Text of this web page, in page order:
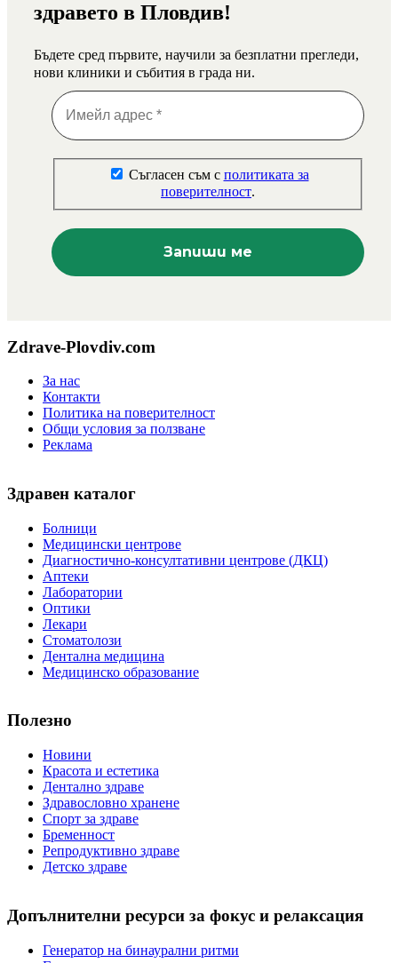
здравето в Пловдив!
Бъдете сред първите, научили за безплатни прегледи,
нови клиники и събития в града ни.
Съгласен съм с политиката за
поверителност.
Zdrave-Plovdiv.com
За нас
Контакти
Политика на поверителност
Общи условия за ползване
Реклама
Здравен каталог
Болници
Медицински центрове
Диагностично-консултативни центрове (ДКЦ)
Аптеки
Лаборатории
Оптики
Лекари
Стоматолози
Дентална медицина
Медицинско образование
Полезно
Новини
Красота и естетика
Дентално здраве
Здравословно хранене
Спорт за здраве
Бременност
Репродуктивно здраве
Детско здраве
Допълнителни ресурси за фокус и релаксация
Генератор на бинаурални ритми